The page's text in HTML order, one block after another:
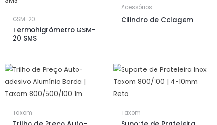
GSM-20
Termohigrómetro GSM-
20 SMS
Acessórios
Cilindro de Colagem
Taxom Taxom